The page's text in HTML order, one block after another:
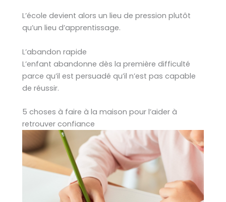
L’école devient alors un lieu de pression plutôt
qu’un lieu d’apprentissage.
L’abandon rapide
L’enfant abandonne dès la première difficulté
parce qu’il est persuadé qu’il n’est pas capable
de réussir.
5 choses à faire à la maison pour l’aider à
retrouver confiance